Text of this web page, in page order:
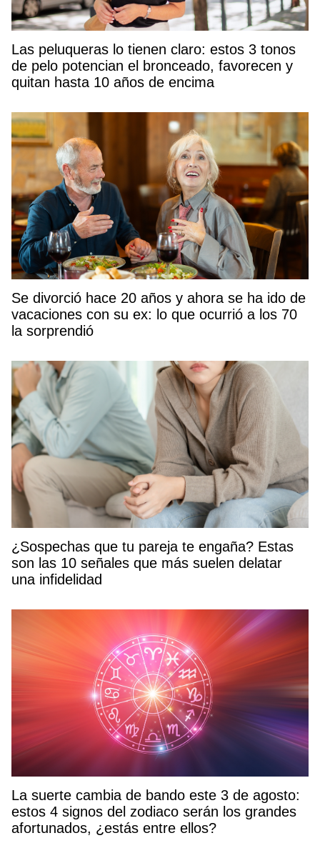
Las peluqueras lo tienen claro: estos 3 tonos
de pelo potencian el bronceado, favorecen y
quitan hasta 10 años de encima
Se divorció hace 20 años y ahora se ha ido de
vacaciones con su ex: lo que ocurrió a los 70
la sorprendió
¿Sospechas que tu pareja te engaña? Estas
son las 10 señales que más suelen delatar
una infidelidad
La suerte cambia de bando este 3 de agosto:
estos 4 signos del zodiaco serán los grandes
afortunados, ¿estás entre ellos?